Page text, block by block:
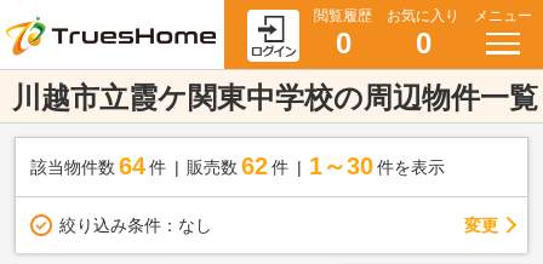
閲覧履歴
0
お気に入り
0
メニュー
川越市立霞ケ関東中学校の周辺物件一覧
該当物件数 64件 販売数 62 件 1～30 件を表示
絞り込み条件： なし 変更